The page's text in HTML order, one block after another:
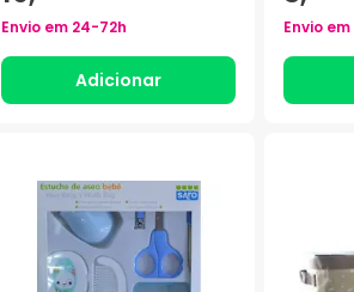
Envio em 24-72h
Adicionar
Envio em